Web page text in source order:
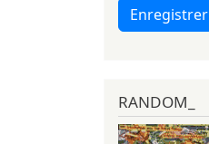
Enregistrer
RANDOM_